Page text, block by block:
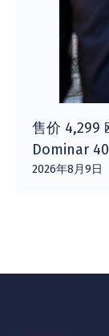
售价 4,299
Dominar
2026年8月9日